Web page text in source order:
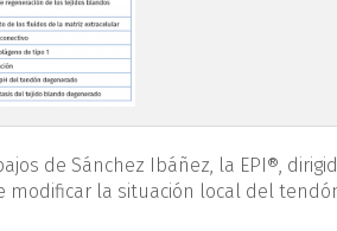
de Sánchez Ibáñez, la EPI®,
modificar la situación local del